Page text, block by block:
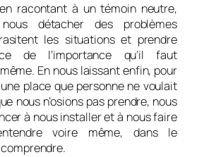
en racontant à un témoin neutre,
détacher des problèmes
les situations et prendre
de l’importance qu’il faut
En nous laissant enfin, pour
place que personne ne voulait
nous n’osions pas prendre, nous
à nous installer et à nous faire
voire même, dans le